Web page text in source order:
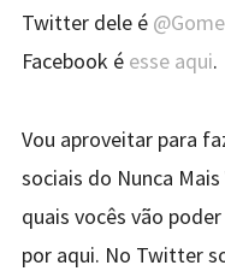
Twitter dele é
Facebook é esse aqui.
Vou aproveitar para
sociais do Nunca
quais vocês vão
por aqui. No Twitter